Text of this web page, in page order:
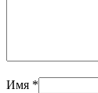
Имя *